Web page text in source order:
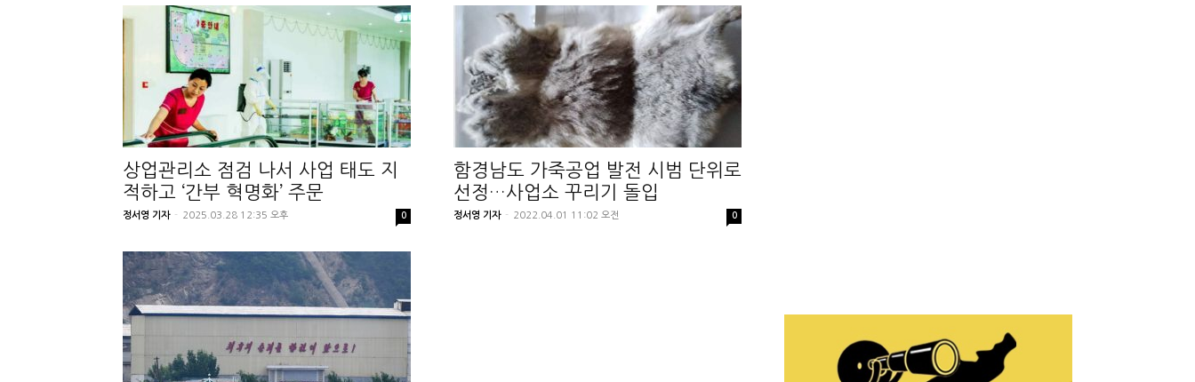
상업관리소 점검 나서 사업 태도 지
적하고 ‘간부 혁명화’ 주문
정서영 기자 - 2025.03.28 12:35 오후 0
함경남도 가죽공업 발전 시범 단위로
선정…사업소 꾸리기 돌입
정서영 기자 - 2022.04.01 11:02 오전 0